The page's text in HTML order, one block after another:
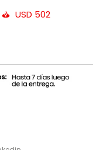
USD 502